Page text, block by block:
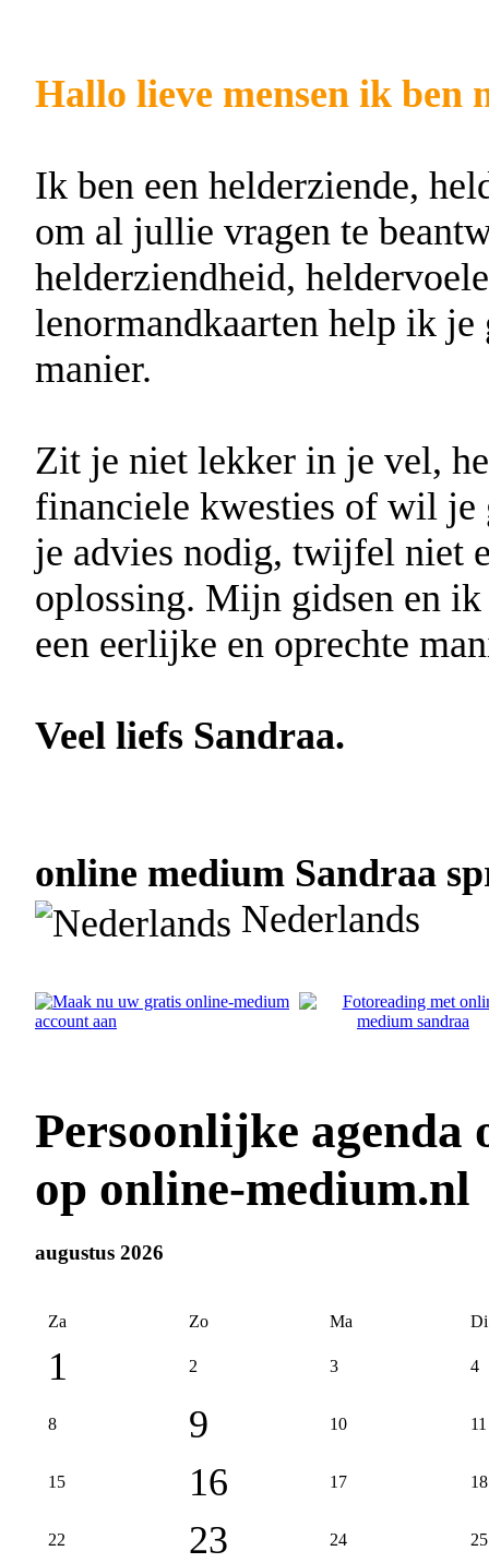
Hallo lieve mensen ik ben
Ik ben een helderziende,
om al jullie vragen te
helderziendheid,
lenormandkaarten help ik je
manier.
Zit je niet lekker in je vel,
financiele kwesties of wil je
je advies nodig, twijfel niet
oplossing. Mijn gidsen en
een eerlijke en oprechte
Veel liefs Sandraa.
online medium Sandraa
Nederlands
Persoonlijke agenda
op online-medium.nl
augustus 2026
Za Zo Ma Di
1 2 3 4
8 9 10 11
15 16 17 18
22 23 24 25